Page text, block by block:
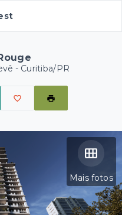
- Curitiba/PR
Mais fotos